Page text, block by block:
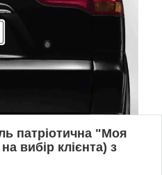
патріотична "Моя
вибір клієнта) з